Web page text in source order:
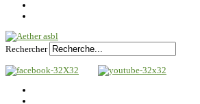
Rechercher